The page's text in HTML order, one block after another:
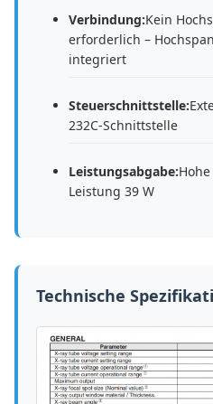
Verbindung:Kein
erforderlich –
integriert
Steuerschnittstelle:
232C-Schnittstelle
Leistungsabgabe:
Leistung 39 W
Technische